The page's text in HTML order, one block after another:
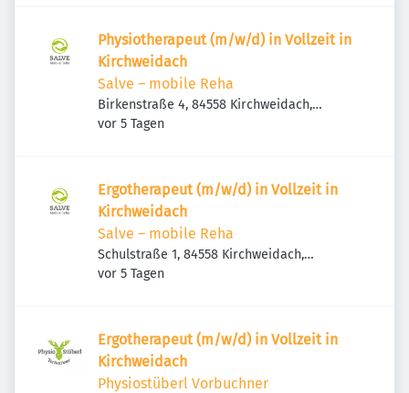
Physiotherapeut (m/w/d) in Vollzeit in
Kirchweidach
Salve – mobile Reha
Birkenstraße 4, 84558 Kirchweidach,
Deutschland
Veröffentlicht
vor 5 Tagen
Ergotherapeut (m/w/d) in Vollzeit in
Kirchweidach
Salve – mobile Reha
Schulstraße 1, 84558 Kirchweidach,
Deutschland
Veröffentlicht
vor 5 Tagen
Ergotherapeut (m/w/d) in Vollzeit in
Kirchweidach
Physiostüberl Vorbuchner